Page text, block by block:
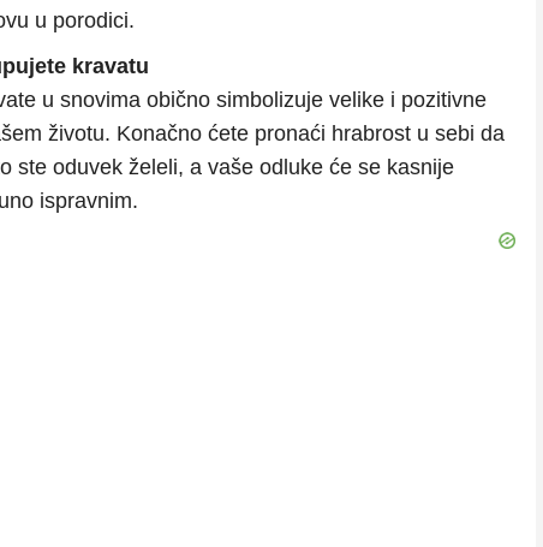
u porodici.
kravatu
u snovima obično simbolizuje velike i pozitivne
životu. Konačno ćete pronaći hrabrost u sebi da
ste oduvek želeli, a vaše odluke će se kasnije
ispravnim.